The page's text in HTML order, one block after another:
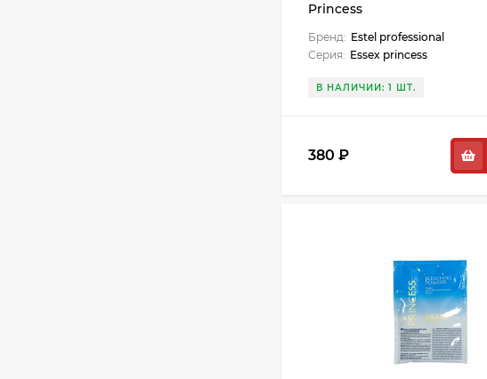
Princess
Бренд: Estel professional
Серия: Essex princess
В НАЛИЧИИ: 1 ШТ.
380 ₽